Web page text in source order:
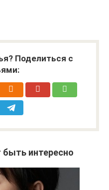
Поделиться с
интересно